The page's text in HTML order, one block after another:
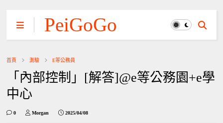
PeiGoGo
首頁 測驗 E等公務員
「內部控制」[解答]@e等公務園+e學
中心
0 Morgan 2025/04/08